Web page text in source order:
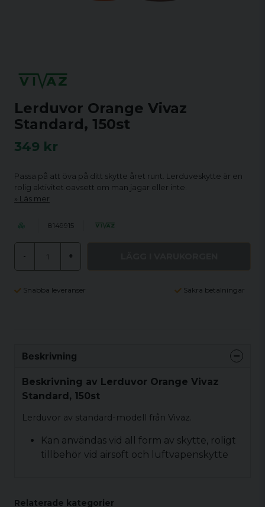
Lerduvor Orange Vivaz
Standard, 150st
349 kr
Passa på att öva på ditt skytte året runt. Lerduveskytte är en
rolig aktivitet oavsett om man jagar eller inte.
Läs mer
8149915
- +
Snabba leveranser Säkra betalningar
Beskrivning
Beskrivning av Lerduvor Orange Vivaz
Standard, 150st
Lerduvor av standard-modell från Vivaz.
Kan användas vid all form av skytte, roligt
tillbehör vid airsoft och luftvapenskytte
Relaterade kategorier